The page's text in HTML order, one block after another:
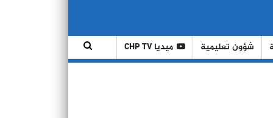
شؤون تعليمية ميديا CHP TV